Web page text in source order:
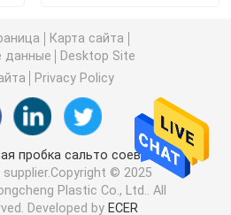
бутылок
таблетирует
Condiment
Карта сайта
данные
Desktop Site
Privacy Policy
пробка сальто соевого
supplier.Copyright © 2025
Plastic Co., Ltd.. All
Developed by ECER